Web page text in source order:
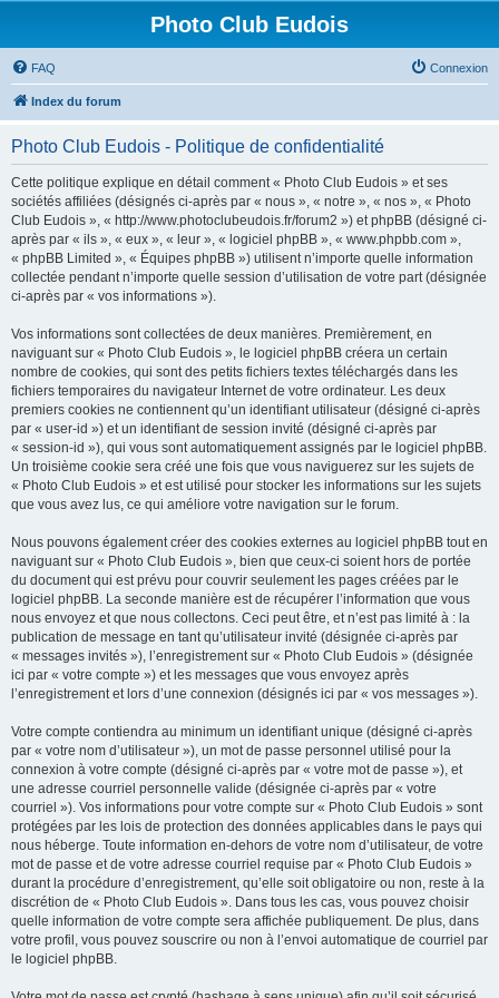
Photo Club Eudois
FAQ Connexion
Index du forum
Photo Club Eudois - Politique de confidentialité
Cette politique explique en détail comment « Photo Club Eudois » et ses
sociétés affiliées (désignés ci-après par « nous », « notre », « nos », « Photo
Club Eudois », « http://www.photoclubeudois.fr/forum2 ») et phpBB (désigné ci-
après par « ils », « eux », « leur », « logiciel phpBB », « www.phpbb.com »,
« phpBB Limited », « Équipes phpBB ») utilisent n’importe quelle information
collectée pendant n’importe quelle session d’utilisation de votre part (désignée
ci-après par « vos informations »).
Vos informations sont collectées de deux manières. Premièrement, en
naviguant sur « Photo Club Eudois », le logiciel phpBB créera un certain
nombre de cookies, qui sont des petits fichiers textes téléchargés dans les
fichiers temporaires du navigateur Internet de votre ordinateur. Les deux
premiers cookies ne contiennent qu’un identifiant utilisateur (désigné ci-après
par « user-id ») et un identifiant de session invité (désigné ci-après par
« session-id »), qui vous sont automatiquement assignés par le logiciel phpBB.
Un troisième cookie sera créé une fois que vous naviguerez sur les sujets de
« Photo Club Eudois » et est utilisé pour stocker les informations sur les sujets
que vous avez lus, ce qui améliore votre navigation sur le forum.
Nous pouvons également créer des cookies externes au logiciel phpBB tout en
naviguant sur « Photo Club Eudois », bien que ceux-ci soient hors de portée
du document qui est prévu pour couvrir seulement les pages créées par le
logiciel phpBB. La seconde manière est de récupérer l’information que vous
nous envoyez et que nous collectons. Ceci peut être, et n’est pas limité à : la
publication de message en tant qu’utilisateur invité (désignée ci-après par
« messages invités »), l’enregistrement sur « Photo Club Eudois » (désignée
ici par « votre compte ») et les messages que vous envoyez après
l’enregistrement et lors d’une connexion (désignés ici par « vos messages »).
Votre compte contiendra au minimum un identifiant unique (désigné ci-après
par « votre nom d’utilisateur »), un mot de passe personnel utilisé pour la
connexion à votre compte (désigné ci-après par « votre mot de passe »), et
une adresse courriel personnelle valide (désignée ci-après par « votre
courriel »). Vos informations pour votre compte sur « Photo Club Eudois » sont
protégées par les lois de protection des données applicables dans le pays qui
nous héberge. Toute information en-dehors de votre nom d’utilisateur, de votre
mot de passe et de votre adresse courriel requise par « Photo Club Eudois »
durant la procédure d’enregistrement, qu’elle soit obligatoire ou non, reste à la
discrétion de « Photo Club Eudois ». Dans tous les cas, vous pouvez choisir
quelle information de votre compte sera affichée publiquement. De plus, dans
votre profil, vous pouvez souscrire ou non à l’envoi automatique de courriel par
le logiciel phpBB.